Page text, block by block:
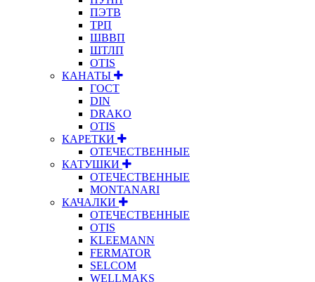
ПЭТВ
ТРП
ШВВП
ШТЛП
OTIS
КАНАТЫ
ГОСТ
DIN
DRAKO
OTIS
КАРЕТКИ
ОТЕЧЕСТВЕННЫЕ
КАТУШКИ
ОТЕЧЕСТВЕННЫЕ
MONTANARI
КАЧАЛКИ
ОТЕЧЕСТВЕННЫЕ
OTIS
KLEEMANN
FERMATOR
SELCOM
WELLMAKS